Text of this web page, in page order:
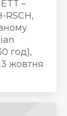
–
RSCH,
год),
жовтня